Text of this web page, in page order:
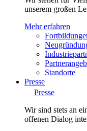
unserem großen
Mehr erfahren
Standorte
Presse
Presse
Wir sind stets an
offenen Dialog